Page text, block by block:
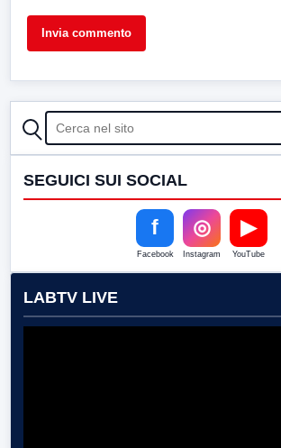
CERCA
SEGUICI SUI SOCIAL
f
Facebook
◎
Instagram
▶
YouTube
LABTV LIVE